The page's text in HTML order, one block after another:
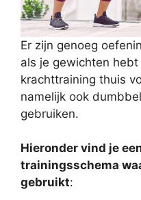
Er zijn genoeg
als je gewichten
krachttraining thuis
namelijk ook
gebruiken.
Hieronder vind je
trainingsschema
gebruikt: